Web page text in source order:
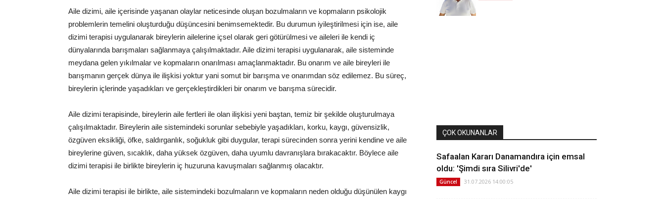
Aile dizimi, aile içerisinde yaşanan olaylar neticesinde oluşan bozulmaların ve kopmaların psikolojik
problemlerin temelini oluşturduğu düşüncesini benimsemektedir. Bu durumun iyileştirilmesi için ise, aile
dizimi terapisi uygulanarak bireylerin ailelerine içsel olarak geri götürülmesi ve aileleri ile kendi iç
dünyalarında barışmaları sağlanmaya çalışılmaktadır. Aile dizimi terapisi uygulanarak, aile sisteminde
meydana gelen yıkılmalar ve kopmaların onarılması amaçlanmaktadır. Bu onarım ve aile bireyleri ile
barışmanın gerçek dünya ile ilişkisi yoktur yani somut bir barışma ve onarımdan söz edilemez. Bu süreç,
bireylerin içlerinde yaşadıkları ve gerçekleştirdikleri bir onarım ve barışma sürecidir.
Aile dizimi terapisinde, bireylerin aile fertleri ile olan ilişkisi yeni baştan, temiz bir şekilde oluşturulmaya
çalışılmaktadır. Bireylerin aile sistemindeki sorunlar sebebiyle yaşadıkları, korku, kaygı, güvensizlik,
özgüven eksikliği, öfke, saldırganlık, soğukluk gibi duygular, terapi sürecinden sonra yerini kendine ve aile
bireylerine güven, sıcaklık, daha yüksek özgüven, daha uyumlu davranışlara bırakacaktır. Böylece aile
dizimi terapisi ile birlikte bireylerin iç huzuruna kavuşmaları sağlanmış olacaktır.
Aile dizimi terapisi ile birlikte, aile sistemindeki bozulmaların ve kopmaların neden olduğu düşünülen kaygı
ÇOK OKUNANLAR
Safaalan Kararı Danamandıra için emsal
oldu: 'Şimdi sıra Silivri'de'
Güncel 31.07.2026 14:00:05